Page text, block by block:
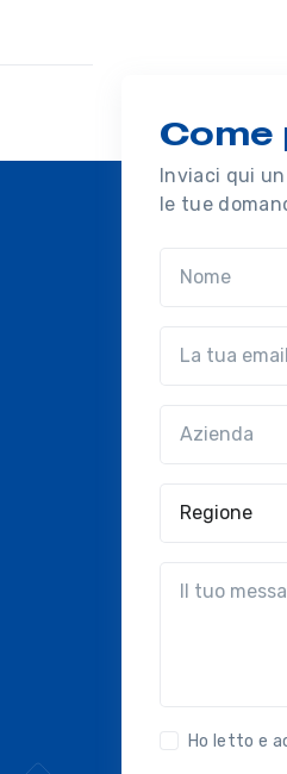
Come
Inviaci qui
le tue
Ho letto e